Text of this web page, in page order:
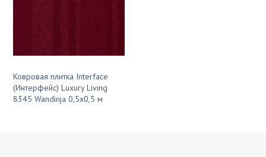
Ковровая плитка Interface
(Интерфейс) Luxury Living
8345 Wandinja 0,5х0,5 м